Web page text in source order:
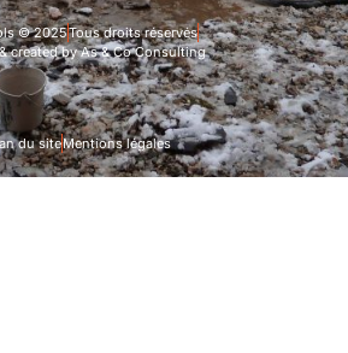
© 2025Tous droits réservés
created by As & Co Consulting
du siteMentions légales